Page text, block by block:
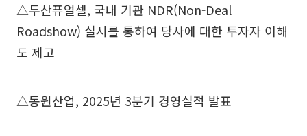
△두산퓨얼셀, 국내 기관 NDR(Non-Deal
Roadshow) 실시를 통하여 당사에 대한 투자자 이해
도 제고
△동원산업, 2025년 3분기 경영실적 발표